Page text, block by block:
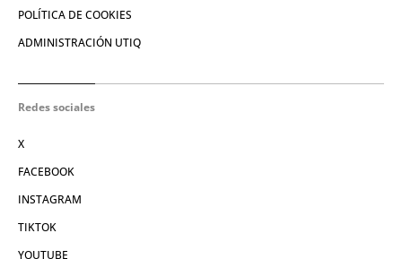
POLÍTICA DE COOKIES
ADMINISTRACIÓN UTIQ
Redes sociales
X
FACEBOOK
INSTAGRAM
TIKTOK
YOUTUBE